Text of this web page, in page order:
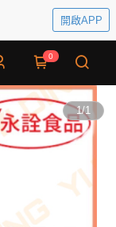
開啟APP
0
1/1